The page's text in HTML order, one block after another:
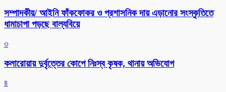
সম্পাদকীয়/ আইনি ফাঁকফোকর ও প্রশাসনিক দায় এড়ানোর সংস্কৃতিতে
ধামাচাপা পড়ছে বাল্যবিয়ে
৩
কলারোয়ায় দুর্বৃত্তের কোপে নিঃস্ব কৃষক, থানায় অভিযোগ
৪